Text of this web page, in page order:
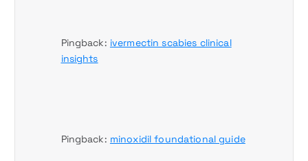
Pingback: ivermectin scabies clinical
insights
Pingback: minoxidil foundational guide